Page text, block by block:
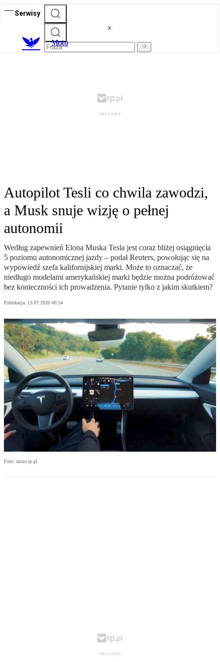
Serwisy
Moto
Autopilot Tesli co chwila zawodzi,
a Musk snuje wizję o pełnej
autonomii
Według zapewnień Elona Muska Tesla jest coraz bliżej osiągnięcia
5 poziomu autonomicznej jazdy – podał Reuters, powołując się na
wypowiedź szefa kalifornijskiej marki. Może to oznaczać, że
niedługo modelami amerykańskiej marki będzie można podróżować
bez konieczności ich prowadzenia. Pytanie tylko z jakim skutkiem?
Publikacja: 13.07.2020 00:54
Foto: moto.rp.pl